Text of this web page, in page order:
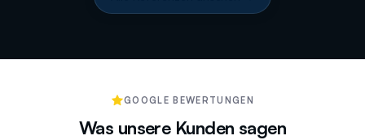
GOOGLE BEWERTUNGEN
Was unsere Kunden sagen